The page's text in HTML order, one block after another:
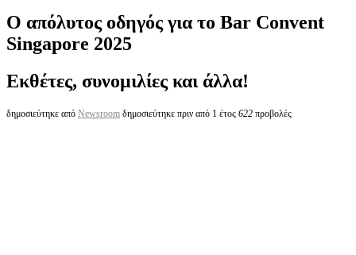
Ο απόλυτος οδηγός για το Bar Convent
Singapore 2025
Εκθέτες, συνομιλίες και άλλα!
δημοσιεύτηκε από Newsroom δημοσιεύτηκε πριν από 1 έτος 622 προβολές